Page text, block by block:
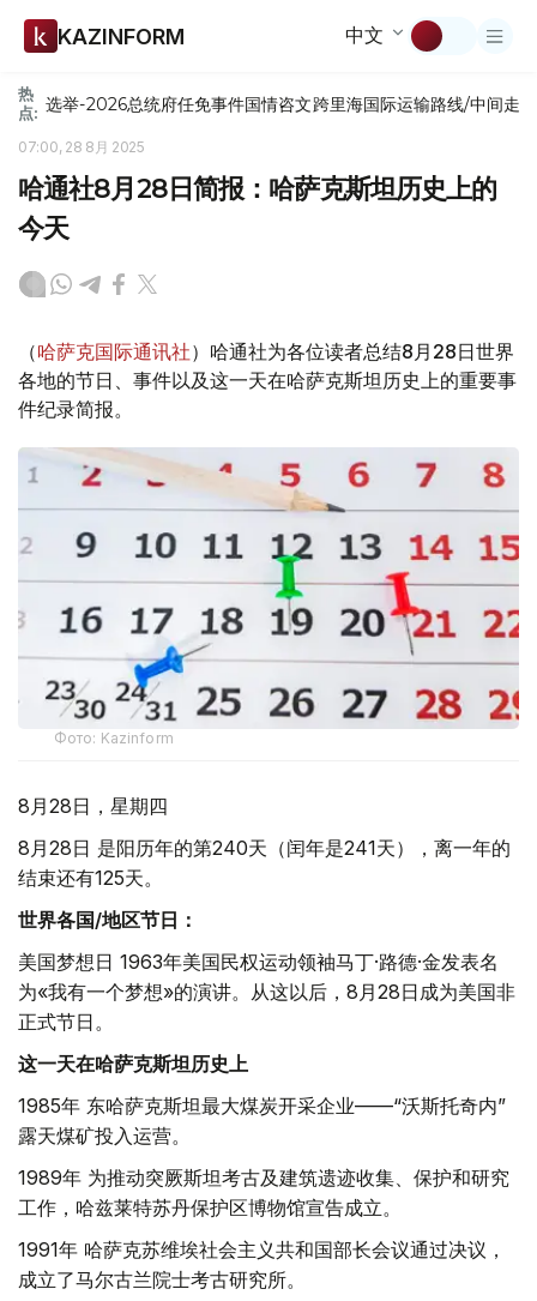
KAZINFORM 中文
热
点: 选举-2026总统府任免事件国情咨文跨里海国际运输路线/中间走廊
07:00, 28 8月 2025
哈通社8月28日简报：哈萨克斯坦历史上的
今天
（哈萨克国际通讯社）哈通社为各位读者总结8月28日世界
各地的节日、事件以及这一天在哈萨克斯坦历史上的重要事
件纪录简报。
Фото: Kazinform
8月28日，星期四
8月28日 是阳历年的第240天（闰年是241天），离一年的
结束还有125天。
世界各国/地区节日：
美国梦想日 1963年美国民权运动领袖马丁·路德·金发表名
为«我有一个梦想»的演讲。从这以后，8月28日成为美国非
正式节日。
这一天在哈萨克斯坦历史上
1985年 东哈萨克斯坦最大煤炭开采企业——“沃斯托奇内”
露天煤矿投入运营。
1989年 为推动突厥斯坦考古及建筑遗迹收集、保护和研究
工作，哈兹莱特苏丹保护区博物馆宣告成立。
1991年 哈萨克苏维埃社会主义共和国部长会议通过决议，
成立了马尔古兰院士考古研究所。